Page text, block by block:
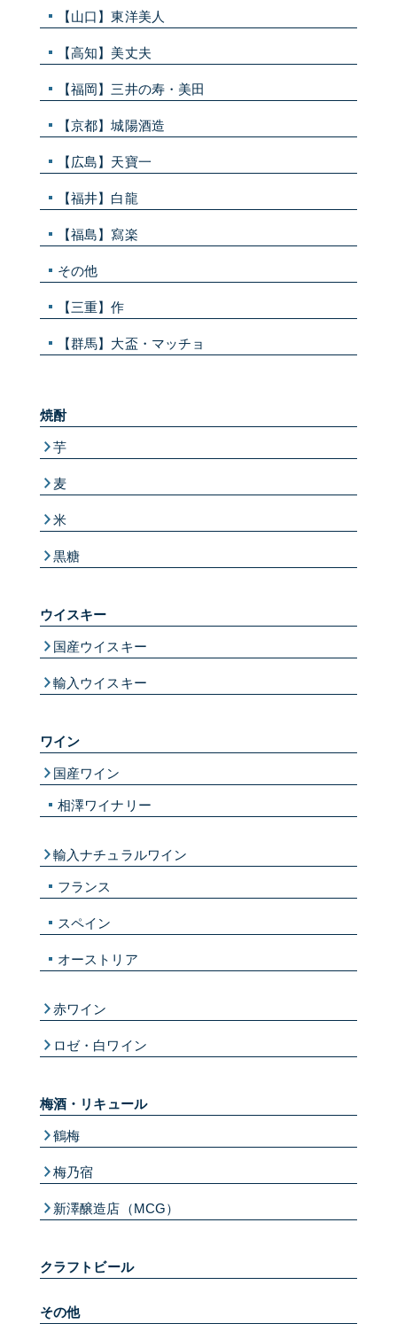
【山口】東洋美人
【高知】美丈夫
【福岡】三井の寿・美田
【京都】城陽酒造
【広島】天寶一
【福井】白龍
【福島】寫楽
その他
【三重】作
【群馬】大盃・マッチョ
焼酎
芋
麦
米
黒糖
ウイスキー
国産ウイスキー
輸入ウイスキー
ワイン
国産ワイン
相澤ワイナリー
輸入ナチュラルワイン
フランス
スペイン
オーストリア
赤ワイン
ロゼ・白ワイン
梅酒・リキュール
鶴梅
梅乃宿
新澤醸造店（MCG）
クラフトビール
その他